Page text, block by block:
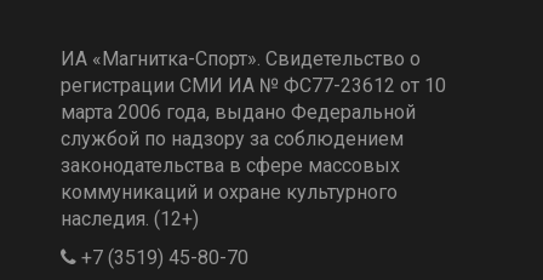
ИА «Магнитка-Спорт». Свидетельство о
регистрации СМИ ИА № ФС77-23612 от 10
марта 2006 года, выдано Федеральной
службой по надзору за соблюдением
законодательства в сфере массовых
коммуникаций и охране культурного
наследия. (12+)
+7 (3519) 45-80-70